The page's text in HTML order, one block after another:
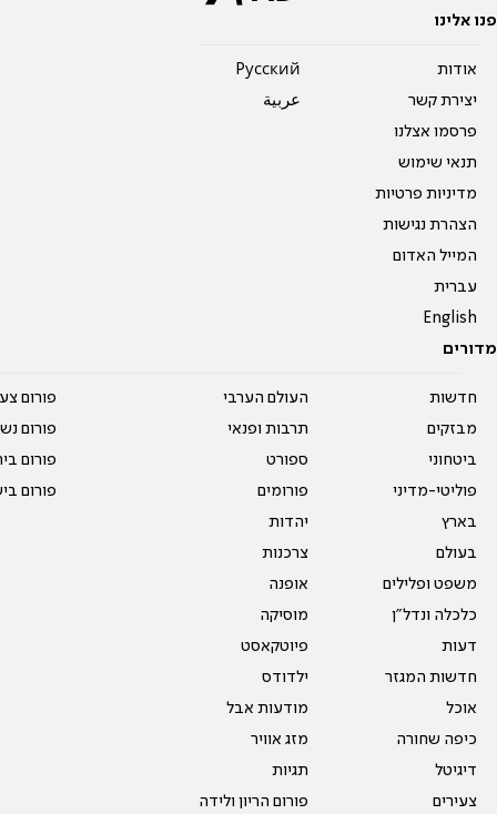
פנו אלינו
אודות
יצירת קשר
פרסמו אצלנו
תנאי שימוש
מדיניות פרטיות
הצהרת נגישות
המייל האדום
עברית
English
Pусский
عربية
מדורים
חדשות
מבזקים
ביטחוני
פוליטי-מדיני
בארץ
בעולם
משפט ופלילים
כלכלה ונדל"ן
דעות
חדשות המגזר
אוכל
כיפה שחורה
דיגיטל
צעירים
העולם הערבי
תרבות ופנאי
ספורט
פורומים
יהדות
צרכנות
אופנה
מוסיקה
פיוטקאסט
ילדודס
מודעות אבל
מזג אוויר
תגיות
פורום הריון ולידה
פורום
פורום
פורום
פורום